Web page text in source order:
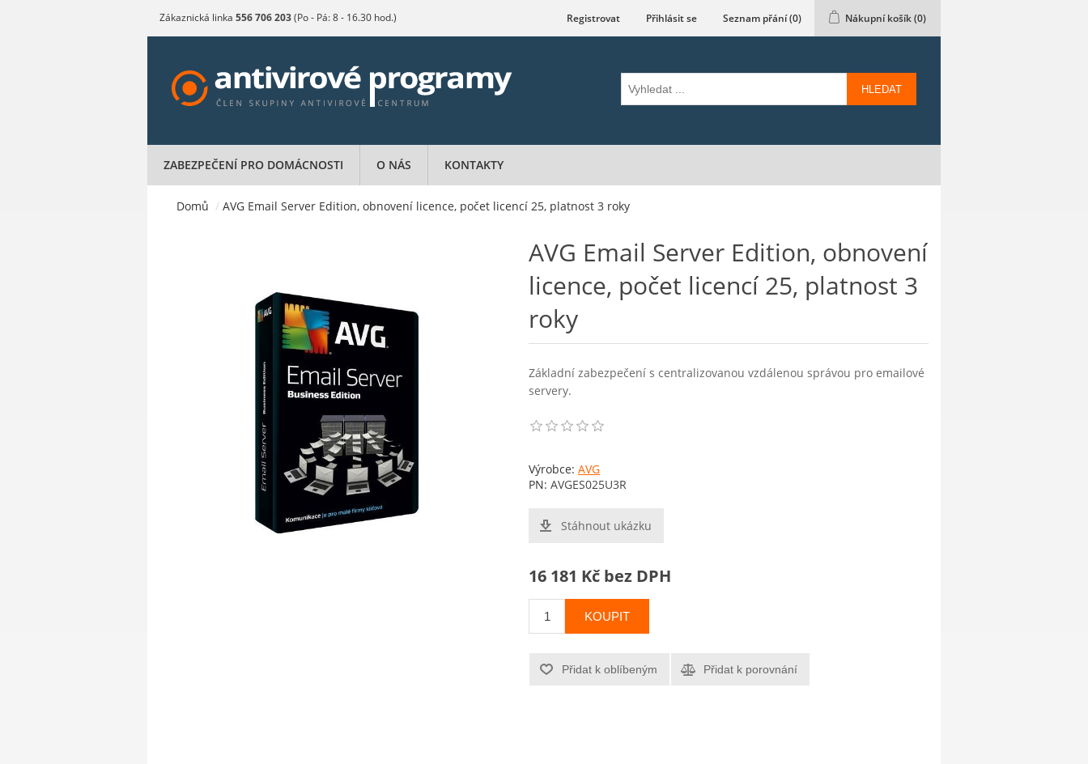
Zákaznická linka 556 706 203(Po - Pá: 8 - 16.30 hod.) Registrovat Přihlásit se Seznam přání(0) Nákupní košík(0)
HLEDAT
ZABEZPEČENÍ PRO DOMÁCNOSTI O NÁS KONTAKTY
Domů / AVG Email Server Edition, obnovení licence, počet licencí 25, platnost 3 roky
AVG Email Server Edition, obnovení
licence, počet licencí 25, platnost 3
roky
Základní zabezpečení s centralizovanou vzdálenou správou pro emailové
servery.
Výrobce: AVG
PN: AVGES025U3R
Stáhnout ukázku
16 181 Kč bez DPH
KOUPIT
Přidat k oblíbeným Přidat k porovnání